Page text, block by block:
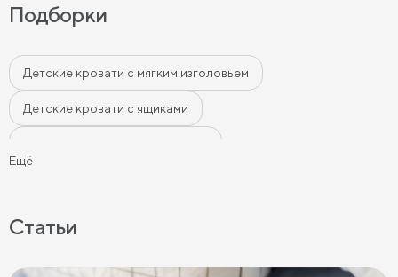
Подборки
Детские кровати с мягким изголовьем
Детские кровати с ящиками
Ещё
Статьи